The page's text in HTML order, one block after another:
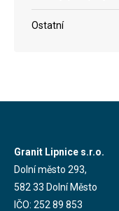
Ostatní
Granit Lipnice s.r.o.
Dolní město 293,
582 33 Dolní Město
IČO: 252 89 853